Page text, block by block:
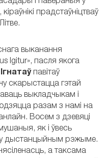
і павераныя ў
прадстаўніцтваў
выканання
Igitur», пасля якога
павітаў
скарыстацца гэтай
выкладчыкам і
разам з намі на
Восем з дзевяці
як і ўвесь
у дыстанцыйным рэжыме.
а таксама